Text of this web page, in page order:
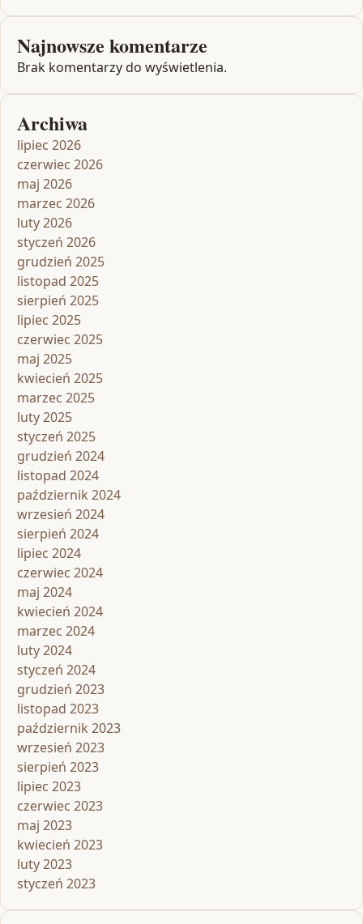
Najnowsze komentarze
Brak komentarzy do wyświetlenia.
Archiwa
lipiec 2026
czerwiec 2026
maj 2026
marzec 2026
luty 2026
styczeń 2026
grudzień 2025
listopad 2025
sierpień 2025
lipiec 2025
czerwiec 2025
maj 2025
kwiecień 2025
marzec 2025
luty 2025
styczeń 2025
grudzień 2024
listopad 2024
październik 2024
wrzesień 2024
sierpień 2024
lipiec 2024
czerwiec 2024
maj 2024
kwiecień 2024
marzec 2024
luty 2024
styczeń 2024
grudzień 2023
listopad 2023
październik 2023
wrzesień 2023
sierpień 2023
lipiec 2023
czerwiec 2023
maj 2023
kwiecień 2023
luty 2023
styczeń 2023